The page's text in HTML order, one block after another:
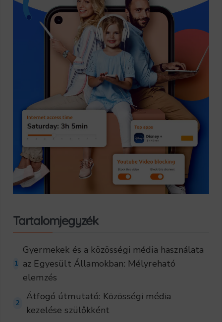
Tartalomjegyzék
1
Gyermekek és a közösségi média használata
az Egyesült Államokban: Mélyreható
elemzés
2
Átfogó útmutató: Közösségi média
kezelése szülőkként